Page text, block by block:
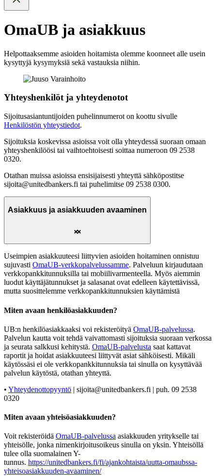
OmaUB ja asiakkuus
Helpottaaksemme asioiden hoitamista olemme koonneet alle usein
kysyttyjä kysymyksiä sekä vastauksia niihin.
Yhteyshenkilöt ja yhteydenotot
Sijoitusasiantuntijoiden puhelinnumerot on koottu sivulle
Henkilöstön yhteystiedot.
Sijoituksia koskevissa asioissa voit olla yhteydessä suoraan omaan
yhteyshenkilöösi tai vaihtoehtoisesti soittaa numeroon 09 2538
0320.
Otathan muissa asioissa ensisijaisesti yhteyttä sähköpostitse
sijoita@unitedbankers.fi tai puhelimitse 09 2538 0300.
Asiakkuus ja asiakkuuden avaaminen
Useimpien asiakkuuteesi liittyvien asioiden hoitaminen onnistuu
sujuvasti OmaUB-verkkopalvelussamme. Palveluun kirjaudutaan
verkkopankkitunnuksilla tai mobiilivarmenteella. Myös aiemmin
luodut käyttäjätunnukset ja salasanat ovat edelleen käytettävissä,
mutta suosittelemme verkkopankkitunnuksien käyttämistä
Miten avaan henkilöasiakkuuden?
UB:n henkilöasiakkaaksi voi rekisteröityä OmaUB-palvelussa.
Palvelun kautta voit tehdä vaivattomasti sijoituksia suoraan verkossa
ja seurata salkkusi kehitystä. OmaUB-palvelusta saat kattavat
raportit ja hoidat asiakkuuteesi liittyvät asiat sähköisesti. Mikäli
käytössäsi ei ole verkkopankkitunnuksia tai sinulla on kysyttävää
palvelun käytöstä, otathan yhteyttä.
• Yhteydenottopyyntö | sijoita@unitedbankers.fi | puh. 09 2538
0320
Miten avaan yhteisöasiakkuuden?
Voit rekisteröidä OmaUB-palvelussa asiakkuuden yritykselle tai
yhteisölle, jonka nimenkirjoitusoikeus sinulla on yksin. Yhteisöllä
tulee olla suomalainen Y-
tunnus. https://unitedbankers.fi/fi/ajankohtaista/uutta-omaubssa-
yhteisoasiakkuuden-avaaminen/